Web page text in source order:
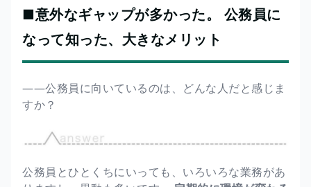
■意外なギャップが多かった。 公務員に
なって知った、大きなメリット
――公務員に向いているのは、どんな人だと感じま
すか？
公務員とひとくちにいっても、いろいろな業務があ